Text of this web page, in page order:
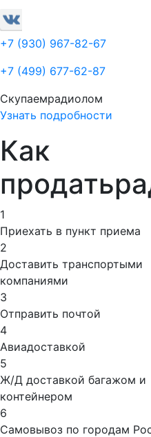
+7 (930) 967-82-67
+7 (499) 677-62-87
Скупаемрадиолом
Узнать подробности
Как
продать
1
Приехать в пункт приема
2
Доставить транспортыми
компаниями
3
Отправить почтой
4
Авиадоставкой
5
Ж/Д доставкой багажом и
контейнером
6
Самовывоз по городам